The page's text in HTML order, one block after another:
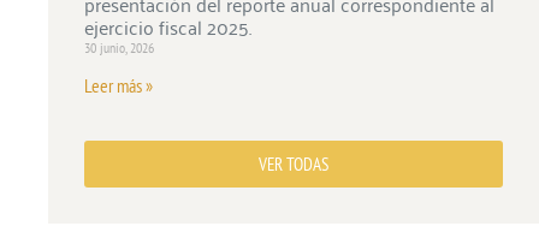
ejercicio fiscal 2025.
30 junio, 2026
Leer más »
VER TODAS